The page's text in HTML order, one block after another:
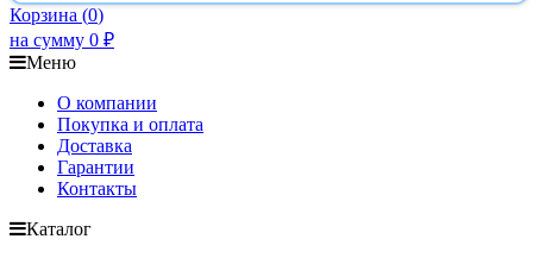
Корзина (0)
на сумму 0 ₽
Меню
О компании
Покупка и оплата
Доставка
Гарантии
Контакты
Каталог